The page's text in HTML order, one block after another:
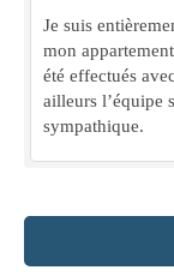
Je suis
mon
été effectués
ailleurs l’équipe
sympathique.